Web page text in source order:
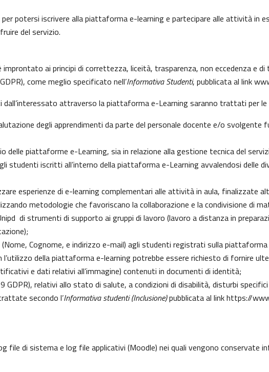
potersi iscrivere alla piattaforma e-learning e partecipare alle attività in
del servizio.
ai principi di correttezza, liceità, trasparenza, non eccedenza e
come meglio specificato nell’Informativa Studenti, pubblicata al link
dall’interessato attraverso la piattaforma e-Learning saranno trattati per
degli apprendimenti da parte del personale docente e/o svolgente
piattaforme e-Learning, sia in relazione alla gestione tecnica del
studenti iscritti all’interno della piattaforma e-Learning avvalendosi delle
esperienze di e-learning complementari alle attività in aula, finalizzate
metodologie che favoriscano la collaborazione e la condivisione di
di strumenti di supporto ai gruppi di lavoro (lavoro a distanza in
Cognome, e indirizzo e-mail) agli studenti registrati sulla
della piattaforma e-learning potrebbe essere richiesto di fornire
e dati relativi all’immagine) contenuti in documenti di identità;
relativi allo stato di salute, a condizioni di disabilità, disturbi specifici
secondo l’Informativa studenti (Inclusione)pubblicata al linkhttps://
file di sistema e log file applicativi (Moodle) nei quali vengono conservate